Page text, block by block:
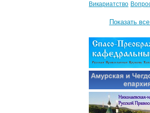
Викариатство
Показать